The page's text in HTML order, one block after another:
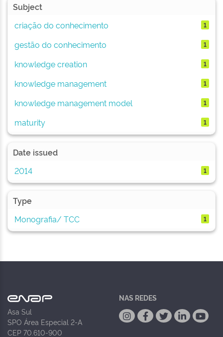
Subject
criação do conhecimento
1
gestão do conhecimento 1
knowledge creation 1
knowledge management 1
knowledge management model 1
maturity 1
Date issued
2014
1
Type
Monografia/ TCC
1
Asa Sul
SPO Área Especial 2-A
CEP 70.610-900
NAS REDES